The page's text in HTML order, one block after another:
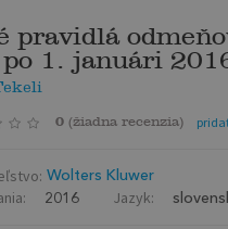
pravidlá
1. januári
0 (žiadna recenzia)
Wolters Kluwer
2016 Jazyk: